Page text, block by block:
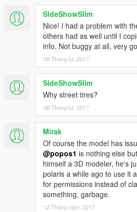
SideShowSlim
Nice! I had a problem with
others had as well until I
info. Not buggy at all, very
08 Tháng tư, 2017
SideShowSlim
Why street tires?
08 Tháng tư, 2017
Mirak
Of course the model has
@popos1 is nothing else
himself a 3D modeler, he's
polaris a while ago to use it
for permissions instead of
something, garbage.
12 Tháng năm, 2017